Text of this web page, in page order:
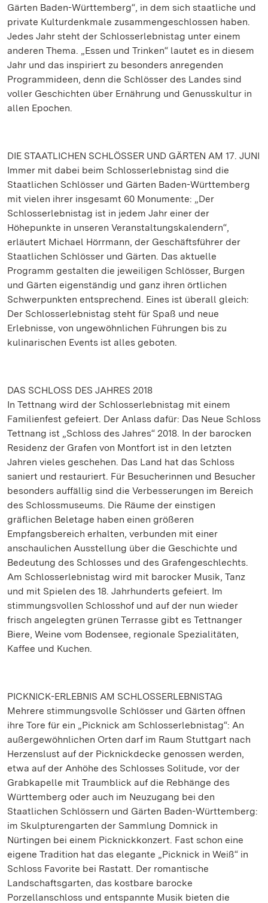
Gärten Baden-Württemberg“, in dem sich staatliche und
private Kulturdenkmale zusammengeschlossen haben.
Jedes Jahr steht der Schlosserlebnistag unter einem
anderen Thema. „Essen und Trinken“ lautet es in diesem
Jahr und das inspiriert zu besonders anregenden
Programmideen, denn die Schlösser des Landes sind
voller Geschichten über Ernährung und Genusskultur in
allen Epochen.
DIE STAATLICHEN SCHLÖSSER UND GÄRTEN AM 17. JUNI
Immer mit dabei beim Schlosserlebnistag sind die
Staatlichen Schlösser und Gärten Baden-Württemberg
mit vielen ihrer insgesamt 60 Monumente: „Der
Schlosserlebnistag ist in jedem Jahr einer der
Höhepunkte in unseren Veranstaltungskalendern“,
erläutert Michael Hörrmann, der Geschäftsführer der
Staatlichen Schlösser und Gärten. Das aktuelle
Programm gestalten die jeweiligen Schlösser, Burgen
und Gärten eigenständig und ganz ihren örtlichen
Schwerpunkten entsprechend. Eines ist überall gleich:
Der Schlosserlebnistag steht für Spaß und neue
Erlebnisse, von ungewöhnlichen Führungen bis zu
kulinarischen Events ist alles geboten.
DAS SCHLOSS DES JAHRES 2018
In Tettnang wird der Schlosserlebnistag mit einem
Familienfest gefeiert. Der Anlass dafür: Das Neue Schloss
Tettnang ist „Schloss des Jahres“ 2018. In der barocken
Residenz der Grafen von Montfort ist in den letzten
Jahren vieles geschehen. Das Land hat das Schloss
saniert und restauriert. Für Besucherinnen und Besucher
besonders auffällig sind die Verbesserungen im Bereich
des Schlossmuseums. Die Räume der einstigen
gräflichen Beletage haben einen größeren
Empfangsbereich erhalten, verbunden mit einer
anschaulichen Ausstellung über die Geschichte und
Bedeutung des Schlosses und des Grafengeschlechts.
Am Schlosserlebnistag wird mit barocker Musik, Tanz
und mit Spielen des 18. Jahrhunderts gefeiert. Im
stimmungsvollen Schlosshof und auf der nun wieder
frisch angelegten grünen Terrasse gibt es Tettnanger
Biere, Weine vom Bodensee, regionale Spezialitäten,
Kaffee und Kuchen.
PICKNICK-ERLEBNIS AM SCHLOSSERLEBNISTAG
Mehrere stimmungsvolle Schlösser und Gärten öffnen
ihre Tore für ein „Picknick am Schlosserlebnistag“: An
außergewöhnlichen Orten darf im Raum Stuttgart nach
Herzenslust auf der Picknickdecke genossen werden,
etwa auf der Anhöhe des Schlosses Solitude, vor der
Grabkapelle mit Traumblick auf die Rebhänge des
Württemberg oder auch im Neuzugang bei den
Staatlichen Schlössern und Gärten Baden-Württemberg:
im Skulpturengarten der Sammlung Domnick in
Nürtingen bei einem Picknickkonzert. Fast schon eine
eigene Tradition hat das elegante „Picknick in Weiß“ in
Schloss Favorite bei Rastatt. Der romantische
Landschaftsgarten, das kostbare barocke
Porzellanschloss und entspannte Musik bieten die